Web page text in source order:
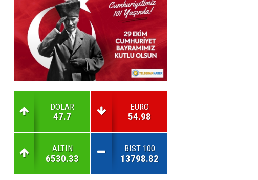
DOLAR
47.7
EURO
54.98
ALTIN
6530.33
BIST 100
13798.82